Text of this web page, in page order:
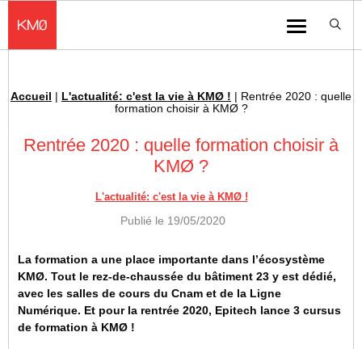
Menu
Fil d'Ariane :
Accueil | L'actualité: c'est la vie à KMØ ! | Rentrée 2020 : quelle
formation choisir à KMØ ?
Rentrée 2020 : quelle formation choisir à
KMØ ?
L'actualité: c'est la vie à KMØ !
Publié le 19/05/2020
La formation a une place importante dans l’écosystème
KMØ. Tout le rez-de-chaussée du bâtiment 23 y est dédié,
avec les salles de cours du Cnam et de la Ligne
Numérique. Et pour la rentrée 2020, Epitech lance 3 cursus
de formation à KMØ !